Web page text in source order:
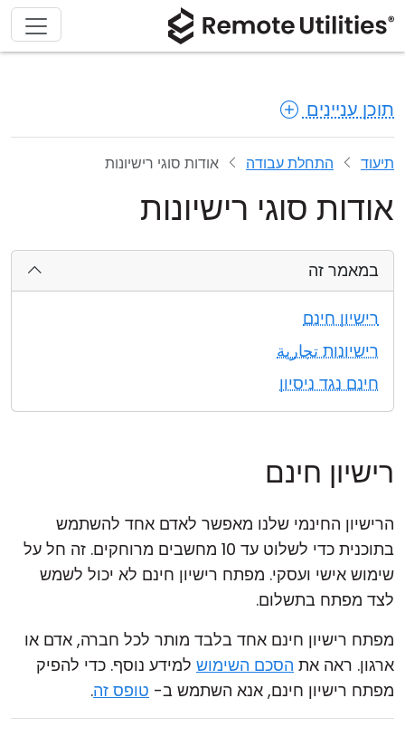
תוכן עניינים
תיעוד התחלת עבודה אודות סוגי רישיונות
אודות סוגי רישיונות
במאמר זה
רישיון חינם
רישיונות تجارية
חינם נגד ניסיון
רישיון חינם
הרישיון החינמי שלנו מאפשר לאדם אחד להשתמש
בתוכנית כדי לשלוט עד 10 מחשבים מרוחקים. זה חל על
שימוש אישי ועסקי. מפתח רישיון חינם לא יכול לשמש
לצד מפתח בתשלום.
מפתח רישיון חינם אחד בלבד מותר לכל חברה, אדם או
ארגון. ראה את הסכם השימוש למידע נוסף. כדי להפיק
מפתח רישיון חינם, אנא השתמש ב- טופס זה.